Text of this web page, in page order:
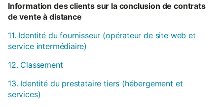
Information des clients sur la conclusion de contrats
de vente à distance
11. Identité du fournisseur (opérateur de site web et
service intermédiaire)
12. Classement
13. Identité du prestataire tiers (hébergement et
services)